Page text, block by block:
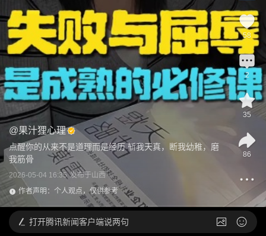
@果汁狸心理
点醒你的从来不是道理而是经历 斩我天真，断我幼稚，磨
我筋骨
2026-05-04 16:35 发布于山西
作者声明：个人观点，仅供参考
58
2
35
86
打开腾讯新闻客户端说两句